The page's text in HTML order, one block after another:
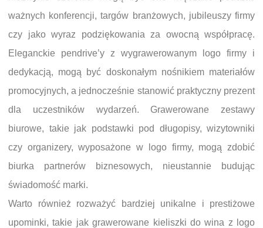
ważnych konferencji, targów branżowych, jubileuszy firmy
czy jako wyraz podziękowania za owocną współpracę.
Eleganckie pendrive’y z wygrawerowanym logo firmy i
dedykacją, mogą być doskonałym nośnikiem materiałów
promocyjnych, a jednocześnie stanowić praktyczny prezent
dla uczestników wydarzeń. Grawerowane zestawy
biurowe, takie jak podstawki pod długopisy, wizytowniki
czy organizery, wyposażone w logo firmy, mogą zdobić
biurka partnerów biznesowych, nieustannie budując
świadomość marki.
Warto również rozważyć bardziej unikalne i prestiżowe
upominki, takie jak grawerowane kieliszki do wina z logo